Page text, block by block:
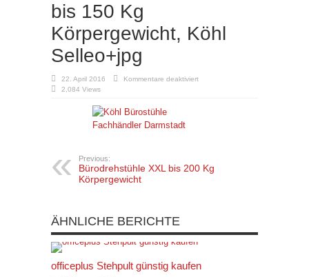
bis 150 Kg
Körpergewicht, Köhl
Selleo+jpg
22. April 2016 Kommentare deaktiviertfür
2,084 Views
Previous:
Bürodrehstühle XXL bis 200 Kg
Körpergewicht
ÄHNLICHE BERICHTE
officeplus Stehpult günstig kaufen